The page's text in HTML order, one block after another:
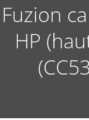
Fuzion
HP